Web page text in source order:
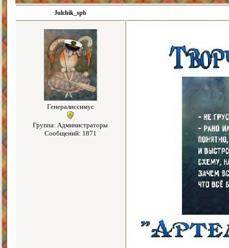
Julchik_spb
Генералиссимус
Группа: Администраторы
Сообщений: 1871